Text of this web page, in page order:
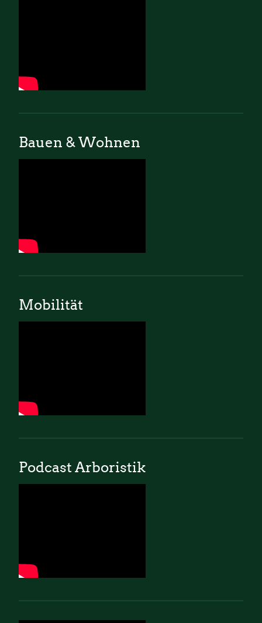
Bauen & Wohnen
Mobilität
Podcast Arboristik